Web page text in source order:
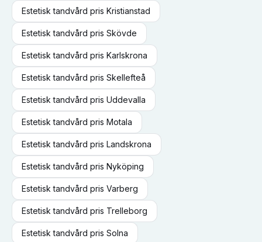
Estetisk tandvård pris Kristianstad
Estetisk tandvård pris Skövde
Estetisk tandvård pris Karlskrona
Estetisk tandvård pris Skellefteå
Estetisk tandvård pris Uddevalla
Estetisk tandvård pris Motala
Estetisk tandvård pris Landskrona
Estetisk tandvård pris Nyköping
Estetisk tandvård pris Varberg
Estetisk tandvård pris Trelleborg
Estetisk tandvård pris Solna